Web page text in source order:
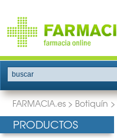
buscar
FARMACIA.es > Botiquín >
PRODUCTOS